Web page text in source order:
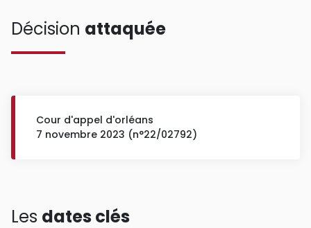
Décision attaquée
Cour d'appel d'orléans
7 novembre 2023 (n°22/02792)
Les dates clés